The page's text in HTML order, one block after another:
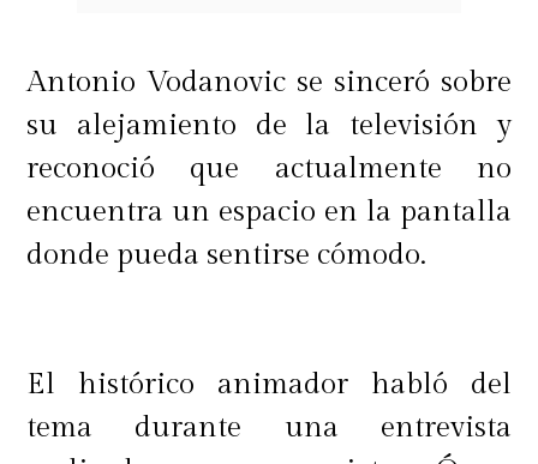
Antonio Vodanovic se sinceró sobre
su alejamiento de la televisión y
reconoció que actualmente no
encuentra un espacio en la pantalla
donde pueda sentirse cómodo.
El histórico animador habló del
tema durante una entrevista